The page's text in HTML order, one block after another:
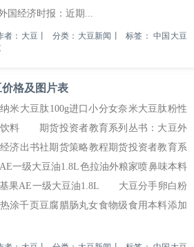
经济时报：近期...
者：大豆 分类：大豆新闻 标签：中国大豆
格及图片表
大豆肽100g进口小分女奈米大豆肽粉性
饮料 期货投资者教育系列丛书：大豆外
济出书社期货策略教程期货投资者教育系
级大豆油1.8L色拉油外粮家喷鼻味本料
基果AE一级大豆油1.8L 大豆分手卵白粉
涂千页豆腐腊肠丸女食物级食用本料添加